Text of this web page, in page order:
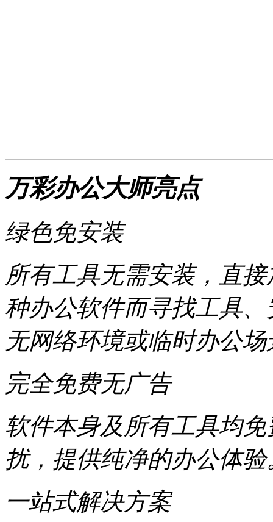
万彩办公大师亮点
绿色免安装
所有工具无需安装，直
种办公软件而寻找工具
无网络环境或临时办公场
完全免费无广告
软件本身及所有工具均
扰，提供纯净的办公体验
一站式解决方案